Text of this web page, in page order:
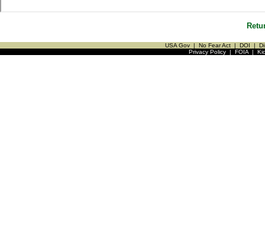
USA Gov | No Fear Act | DOI |
Privacy Policy| FOIA|